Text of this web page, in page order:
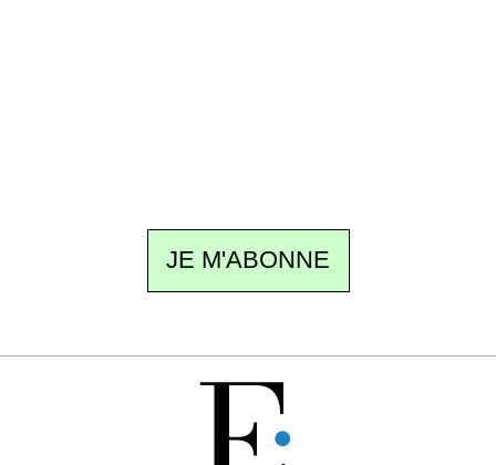
JE M'ABONNE